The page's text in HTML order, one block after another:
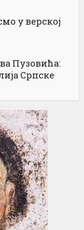
у верској
Пузовића:
Српске